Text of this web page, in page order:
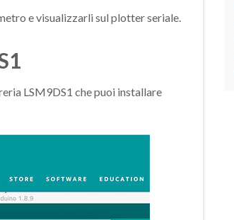
e visualizzarli sul plotter seriale.
LSM9DS1 che puoi installare